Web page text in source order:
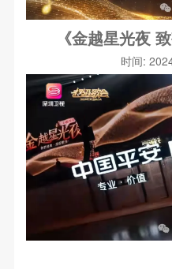
《金越星光夜
时间: